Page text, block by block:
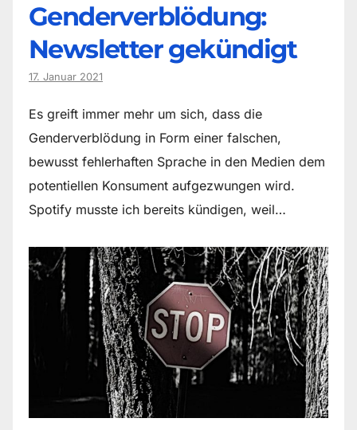
Genderverblödung:
Newsletter gekündigt
17. Januar 2021
Es greift immer mehr um sich, dass die
Genderverblödung in Form einer falschen,
bewusst fehlerhaften Sprache in den Medien dem
potentiellen Konsument aufgezwungen wird.
Spotify musste ich bereits kündigen, weil…